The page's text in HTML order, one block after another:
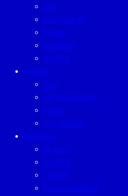
ESG
INVESTMENT
TREND
BUSINESS
PEOPLE
FORUM
CEO
ENTREPRENEUR
GURU
SUSTAINISM
LIFESTYLE
BEAUTY
CAREER
EATERY
ENTERTAINMENT